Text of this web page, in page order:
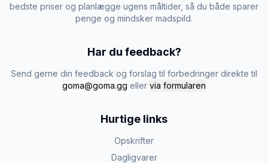
bedste priser og planlægge ugens måltider, så du både sparer
penge og mindsker madspild.
Har du feedback?
Send gerne din feedback og forslag til forbedringer direkte til
goma@goma.gg eller via formularen
Hurtige links
Opskrifter
Dagligvarer